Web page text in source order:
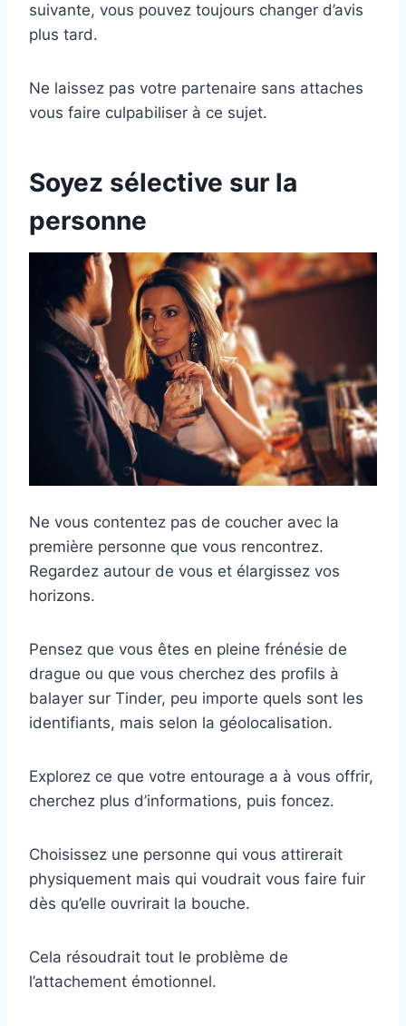
suivante, vous pouvez toujours changer d’avis
plus tard.
Ne laissez pas votre partenaire sans attaches
vous faire culpabiliser à ce sujet.
Soyez sélective sur la
personne
Ne vous contentez pas de coucher avec la
première personne que vous rencontrez.
Regardez autour de vous et élargissez vos
horizons.
Pensez que vous êtes en pleine frénésie de
drague ou que vous cherchez des profils à
balayer sur Tinder, peu importe quels sont les
identifiants, mais selon la géolocalisation.
Explorez ce que votre entourage a à vous offrir,
cherchez plus d’informations, puis foncez.
Choisissez une personne qui vous attirerait
physiquement mais qui voudrait vous faire fuir
dès qu’elle ouvrirait la bouche.
Cela résoudrait tout le problème de
l’attachement émotionnel.